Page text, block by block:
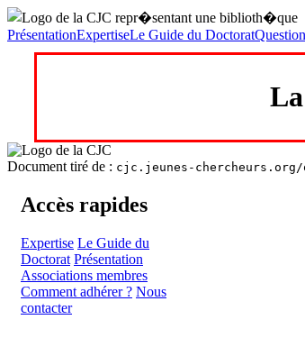
PrésentationExpertiseLe Guide du Doctorat
Document tiré de : cjc.jeunes-
Accès rapides
Expertise Le Guide du
Doctorat Présentation
Associations membres
Comment adhérer ? Nous
contacter